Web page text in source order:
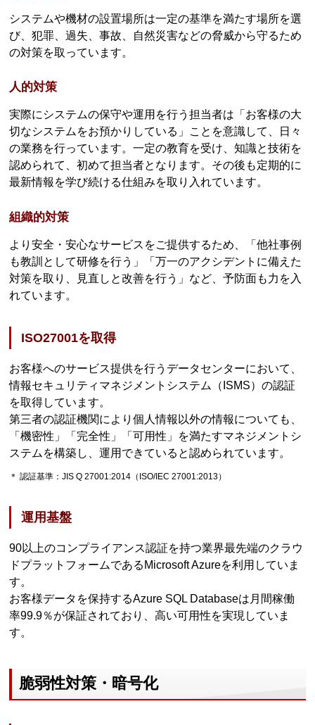
システムや機材の設置場所は一定の基準を満たす場所を選
び、犯罪、過失、事故、自然災害などの脅威から守るため
の対策を取っています。
人的対策
実際にシステムの保守や運用を行う担当者は「お客様の大
切なシステムをお預かりしている」ことを意識して、日々
の業務を行っています。一定の教育を受け、知識と技術を
認められて、初めて担当者となります。その後も定期的に
最新情報を学び続ける仕組みを取り入れています。
組織的対策
より安全・安心なサービスをご提供するため、「他社事例
も教訓として研修を行う」「万一のアクシデントに備えた
対策を取り、見直しと改善を行う」など、予防面も力を入
れています。
ISO27001を取得
お客様へのサービス提供を行うデータセンターにおいて、
情報セキュリティマネジメントシステム（ISMS）の認証
を取得しています。
第三者の認証機関により個人情報以外の情報についても、
「機密性」「完全性」「可用性」を満たすマネジメントシ
ステムを構築し、運用できていると認められています。
＊ 認証基準：JIS Q 27001:2014（ISO/IEC 27001:2013）
運用基盤
90以上のコンプライアンス認証を持つ業界最先端のクラウ
ドプラットフォームであるMicrosoft Azureを利用していま
す。
お客様データを保持するAzure SQL Databaseは月間稼働
率99.9％が保証されており、高い可用性を実現していま
す。
脆弱性対策・暗号化